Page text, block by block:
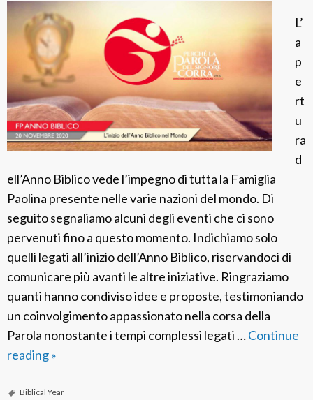
L’
a
p
e
rt
u
ra
d
ell’Anno Biblico vede l’impegno di tutta la Famiglia
Paolina presente nelle varie nazioni del mondo. Di
seguito segnaliamo alcuni degli eventi che ci sono
pervenuti fino a questo momento. Indichiamo solo
quelli legati all’inizio dell’Anno Biblico, riservandoci di
comunicare più avanti le altre iniziative. Ringraziamo
quanti hanno condiviso idee e proposte, testimoniando
un coinvolgimento appassionato nella corsa della
Parola nonostante i tempi complessi legati …Continue
readingL
i
»
Biblical Year